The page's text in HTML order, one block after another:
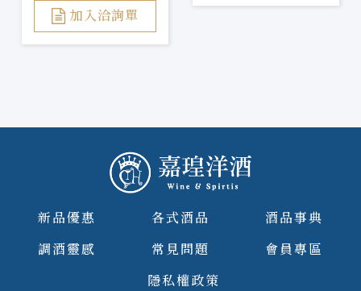
加入洽詢單
新品優惠 各式酒品
酒品事典
調酒靈感
常見問題
會員專區
隱私權政策